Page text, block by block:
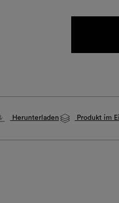
Herunterladen Produkt im